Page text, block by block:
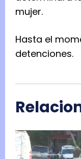
mujer.
Hasta el
detenciones.